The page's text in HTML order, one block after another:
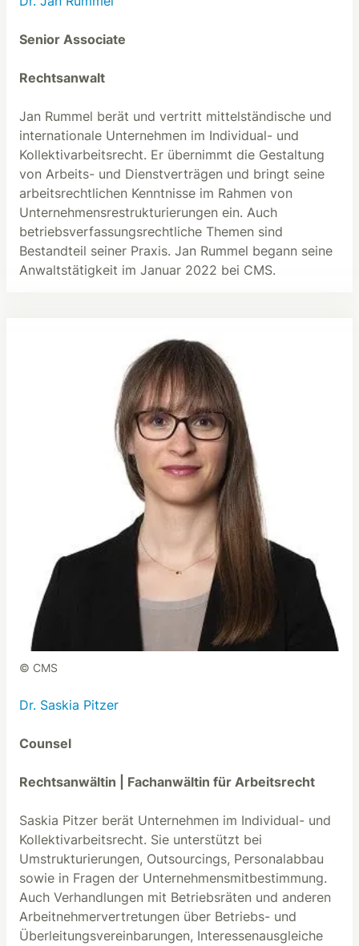
Senior Associate
Rechtsanwalt
Jan Rummel berät und vertritt mittelständische und
internationale Unternehmen im Individual- und
Kollektivarbeitsrecht. Er übernimmt die Gestaltung
von Arbeits- und Dienstverträgen und bringt seine
arbeitsrechtlichen Kenntnisse im Rahmen von
Unternehmensrestrukturierungen ein. Auch
betriebsverfassungsrechtliche Themen sind
Bestandteil seiner Praxis. Jan Rummel begann seine
Anwaltstätigkeit im Januar 2022 bei CMS.
© CMS
Dr. Saskia Pitzer
Counsel
Rechtsanwältin | Fachanwältin für Arbeitsrecht
Saskia Pitzer berät Unternehmen im Individual- und
Kollektivarbeitsrecht. Sie unterstützt bei
Umstrukturierungen, Outsourcings, Personalabbau
sowie in Fragen der Unternehmensmitbestimmung.
Auch Verhandlungen mit Betriebsräten und anderen
Arbeitnehmervertretungen über Betriebs- und
Überleitungsvereinbarungen, Interessenausgleiche